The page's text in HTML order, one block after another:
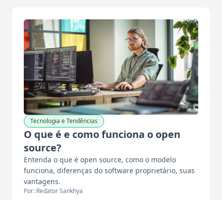
Tecnologia e Tendências
O que é e como funciona o open
source?
Entenda o que é open source, como o modelo
funciona, diferenças do software proprietário, suas
vantagens.
Por: Redator Sankhya